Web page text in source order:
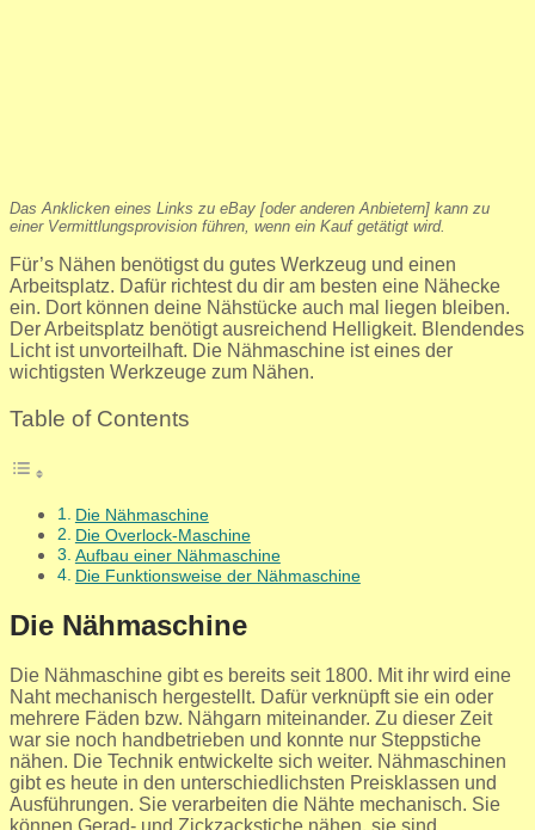
Das Anklicken eines Links zu eBay [oder anderen Anbietern] kann zu
einer Vermittlungsprovision führen, wenn ein Kauf getätigt wird.
Für’s Nähen benötigst du gutes Werkzeug und einen
Arbeitsplatz. Dafür richtest du dir am besten eine Nähecke
ein. Dort können deine Nähstücke auch mal liegen bleiben.
Der Arbeitsplatz benötigt ausreichend Helligkeit. Blendendes
Licht ist unvorteilhaft. Die Nähmaschine ist eines der
wichtigsten Werkzeuge zum Nähen.
Table of Contents
Die Nähmaschine
Die Overlock-Maschine
Aufbau einer Nähmaschine
Die Funktionsweise der Nähmaschine
Die Nähmaschine
Die Nähmaschine gibt es bereits seit 1800. Mit ihr wird eine
Naht mechanisch hergestellt. Dafür verknüpft sie ein oder
mehrere Fäden bzw. Nähgarn miteinander. Zu dieser Zeit
war sie noch handbetrieben und konnte nur Steppstiche
nähen. Die Technik entwickelte sich weiter. Nähmaschinen
gibt es heute in den unterschiedlichsten Preisklassen und
Ausführungen. Sie verarbeiten die Nähte mechanisch. Sie